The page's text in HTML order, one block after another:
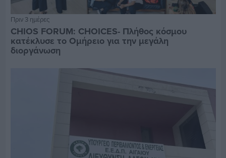
Πριν 3 ημέρες
CHIOS FORUM: CHOICES- Πλήθος κόσμου
κατέκλυσε το Ομήρειο για την μεγάλη
διοργάνωση